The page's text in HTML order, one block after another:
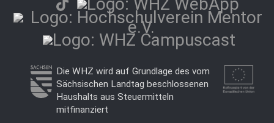
Die WHZ wird auf Grundlage des vom
Sächsischen Landtag beschlossenen
Haushalts aus Steuermitteln
mitfinanziert